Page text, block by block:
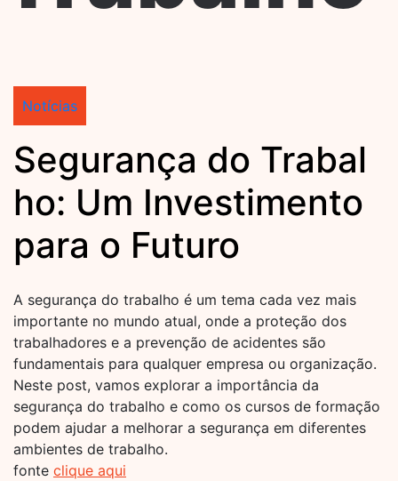
Notícias
Segurança do Trabal
ho: Um Investimento
para o Futuro
A segurança do trabalho é um tema cada vez mais
importante no mundo atual, onde a proteção dos
trabalhadores e a prevenção de acidentes são
fundamentais para qualquer empresa ou organização.
Neste post, vamos explorar a importância da
segurança do trabalho e como os cursos de formação
podem ajudar a melhorar a segurança em diferentes
ambientes de trabalho.
fonte clique aqui